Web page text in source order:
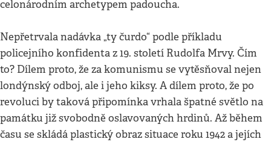
celonárodním archetypem padoucha.
Nepřetrvala nadávka „ty čurdo“ podle příkladu
policejního konfidenta z 19. století Rudolfa Mrvy. Čím
to? Dílem proto, že za komunismu se vytěsňoval nejen
londýnský odboj, ale i jeho kiksy. A dílem proto, že po
revoluci by taková připomínka vrhala špatné světlo na
památku již svobodně oslavovaných hrdinů. Až během
času se skládá plastický obraz situace roku 1942 a jejích